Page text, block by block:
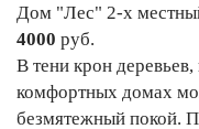
Дом "Лес" 2-х
4000 руб.
В тени крон
комфортных домах
безмятежный покой.